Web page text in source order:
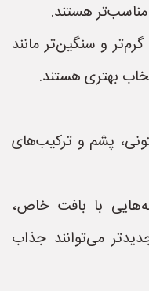
مناسب‌تر هستند.
و سنگین‌تر مانند
بهتری هستند.
پشم و ترکیب‌های
با بافت خاص،
می‌توانند جذاب